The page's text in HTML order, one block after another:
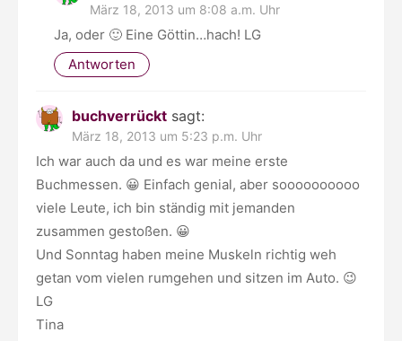
März 18, 2013 um 8:08 a.m. Uhr
Ja, oder 🙂 Eine Göttin…hach! LG
Antworten
buchverrückt sagt:
März 18, 2013 um 5:23 p.m. Uhr
Ich war auch da und es war meine erste
Buchmessen. 😀 Einfach genial, aber soooooooooo
viele Leute, ich bin ständig mit jemanden
zusammen gestoßen. 😀
Und Sonntag haben meine Muskeln richtig weh
getan vom vielen rumgehen und sitzen im Auto. 😉
LG
Tina